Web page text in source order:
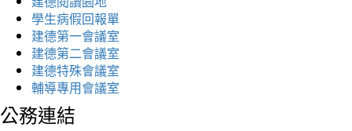
學生病假回報單
建德第一會議室
建德第二會議室
建德特殊會議室
輔導專用會議室
公務連結